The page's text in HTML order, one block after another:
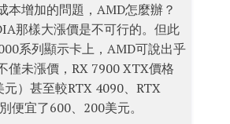
本增加的問題，AMD怎麼辦？
那樣大漲價是不可行的。但此
系列顯示卡上，AMD可說出乎
僅未漲價，RX 7900 XTX價格
元）甚至較RTX 4090、RTX
便宜了600、200美元。